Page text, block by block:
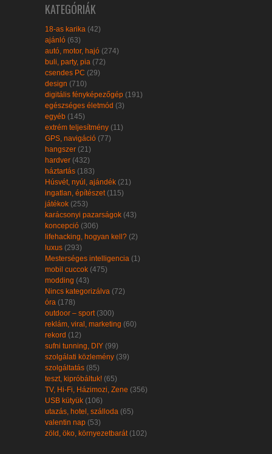
KATEGÓRIÁK
18-as karika (42)
ajánló (63)
autó, motor, hajó (274)
buli, party, pia (72)
csendes PC (29)
design (710)
digitális fényképezőgép (191)
egészséges életmód (3)
egyéb (145)
extrém teljesítmény (11)
GPS, navigáció (77)
hangszer (21)
hardver (432)
háztartás (183)
Húsvét, nyúl, ajándék (21)
ingatlan, építészet (115)
játékok (253)
karácsonyi pazarságok (43)
koncepció (306)
lifehacking, hogyan kell? (2)
luxus (293)
Mesterséges intelligencia (1)
mobil cuccok (475)
modding (43)
Nincs kategorizálva (72)
óra (178)
outdoor – sport (300)
reklám, viral, marketing (60)
rekord (12)
sufni tunning, DIY (99)
szolgálati közlemény (39)
szolgáltatás (85)
teszt, kipróbáltuk! (65)
TV, Hi-Fi, Házimozi, Zene (356)
USB kütyük (106)
utazás, hotel, szálloda (65)
valentin nap (53)
zöld, öko, környezetbarát (102)